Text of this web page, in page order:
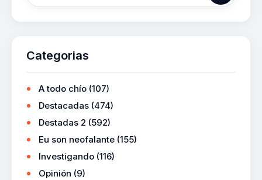
Categorias
A todo chío (107)
Destacadas (474)
Destadas 2 (592)
Eu son neofalante (155)
Investigando (116)
Opinión (9)